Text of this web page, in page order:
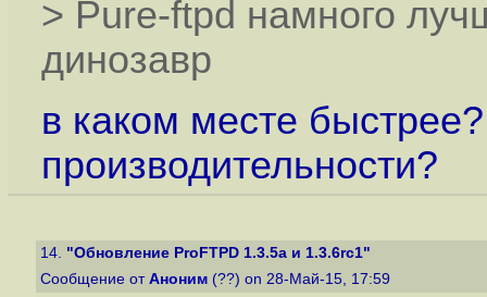
> Pure-ftpd намного
динозавр
в каком месте
производительности?
14. "Обновление ProFTPD 1.3.5a и 1.3.6rc1"
Сообщение от Аноним (??) on 28-Май-15, 17:59